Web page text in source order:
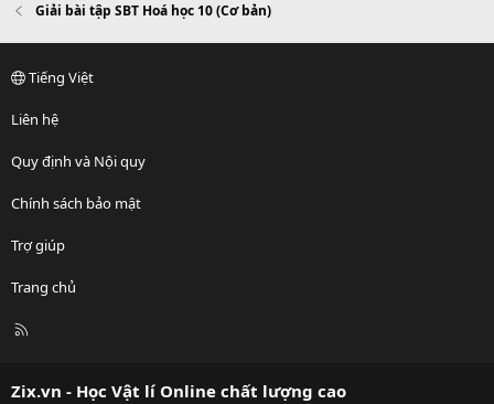
Giải bài tập SBT Hoá học 10 (Cơ bản)
Tiếng Việt
Liên hệ
Quy định và Nội quy
Chính sách bảo mật
Trợ giúp
Trang chủ
R
Zix.vn - Học Vật lí Online chất lượng cao